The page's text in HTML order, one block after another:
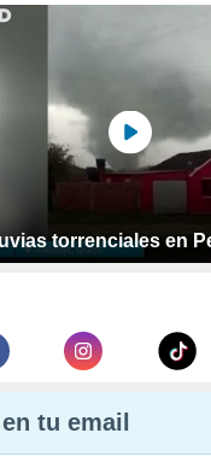
torrenciales en
tu email